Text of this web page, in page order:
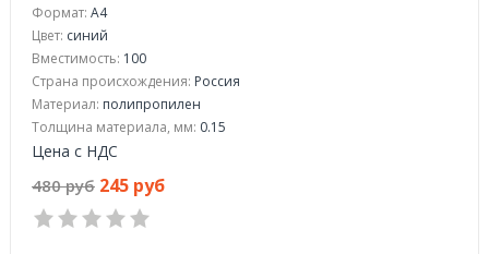
Формат: А4
Цвет: синий
Вместимость: 100
Страна происхождения: Россия
Материал: полипропилен
Толщина материала, мм: 0.15
Цена с НДС
480 руб 245 руб